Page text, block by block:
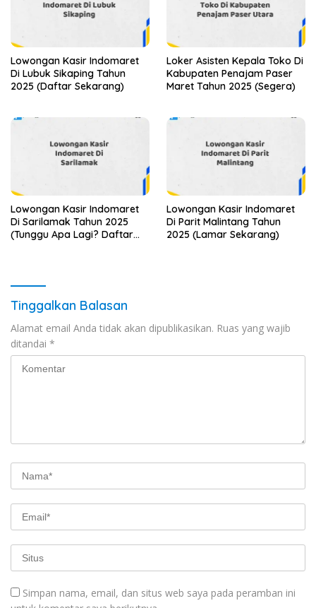
Lowongan Kasir Indomaret
Di Lubuk Sikaping Tahun
2025 (Daftar Sekarang)
Loker Asisten Kepala Toko Di
Kabupaten Penajam Paser
Maret Tahun 2025 (Segera)
Lowongan Kasir Indomaret
Di Sarilamak Tahun 2025
(Tunggu Apa Lagi? Daftar
Lowongan Kasir Indomaret
Di Parit Malintang Tahun
2025 (Lamar Sekarang)
Tinggalkan Balasan
Alamat email Anda tidak akan dipublikasikan. Ruas yang wajib
ditandai *
Simpan nama, email, dan situs web saya pada peramban ini